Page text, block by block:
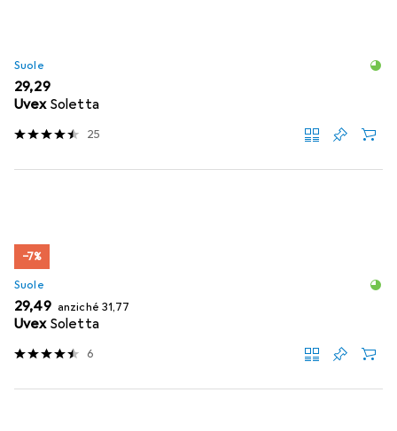
Suole
EUR
29,29
Uvex Soletta
25
−7%
Suole
EUR
29,49 anziché EUR
31,77
Uvex Soletta
6